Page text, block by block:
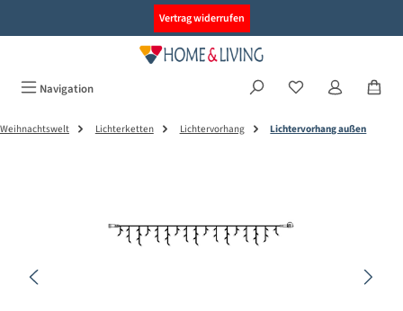
Vertrag widerrufen
Navigation
Weihnachtswelt Lichterketten Lichtervorhang Lichtervorhang außen